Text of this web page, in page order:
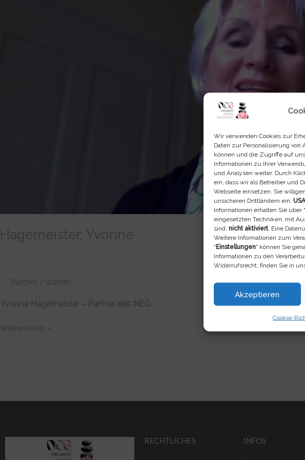
Wir verwenden Cookies zur
Daten zur Personalisierung
können und die Zugriffe auf
Informationen zu Ihrer
und Analysen weiter. Durch
ein, dass wir als Betreiber und
Webseite einsetzen. Sie
unsicheren Drittländern ein:
Informationen erhalten Sie über "
eingesetzten Techniken, mit
sind, nicht aktiviert. Eine
Weitere Informationen zum
"Einstellungen" können Sie
Informationen zu den
Widerrufsrecht, finden Sie in
Akzeptieren
Cookie-
Hagemeister, Yvonne
Partner / admin
Yvonne Hagemeister – Partner des NEG
Weiterlesen »
RECHTLICHES INFOS